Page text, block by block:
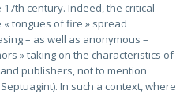
century. Indeed, the critical
tongues of fire » spread
– as well as anonymous –
» taking on the characteristics of
publishers, not to mention
In such a context, where